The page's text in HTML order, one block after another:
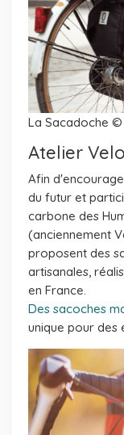
La Sacadoche
Atelier
Afin
du futur et
carbone des
(anciennement
proposent des
artisanales,
en France.
Des sacoches
unique pour des